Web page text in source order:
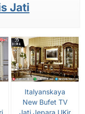
Jati
Italyanskaya
New Bufet TV
Jati Jepara UKir